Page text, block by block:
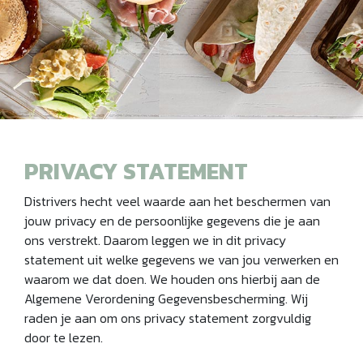
PRIVACY STATEMENT
Distrivers hecht veel waarde aan het beschermen van
jouw privacy en de persoonlijke gegevens die je aan
ons verstrekt. Daarom leggen we in dit privacy
statement uit welke gegevens we van jou verwerken en
waarom we dat doen. We houden ons hierbij aan de
Algemene Verordening Gegevensbescherming. Wij
raden je aan om ons privacy statement zorgvuldig
door te lezen.